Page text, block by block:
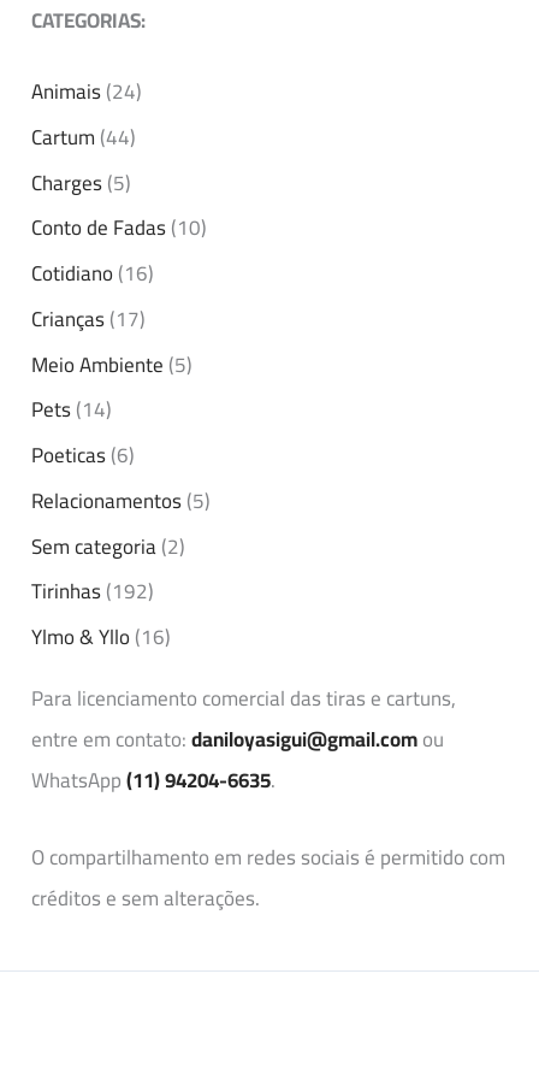
CATEGORIAS:
Animais(24)
Cartum(44)
Charges(5)
Conto de Fadas(10)
Cotidiano(16)
Crianças(17)
Meio Ambiente(5)
Pets(14)
Poeticas(6)
Relacionamentos(5)
Sem categoria(2)
Tirinhas(192)
Ylmo & Yllo(16)
Para licenciamento comercial das tiras e cartuns,
entre em contato:daniloyasigui@gmail.comou
WhatsApp(11) 94204-6635.
O compartilhamento em redes sociais é permitido com
créditos e sem alterações.